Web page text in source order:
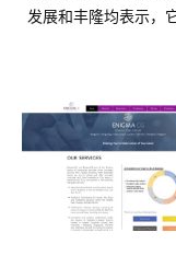
发展和丰隆均表示，